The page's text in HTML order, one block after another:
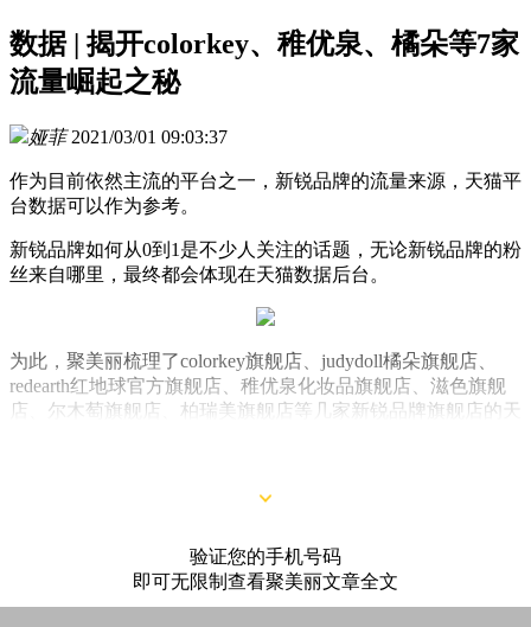
数据 | 揭开colorkey、稚优泉、橘朵等7家
流量崛起之秘
娅菲 2021/03/01 09:03:37
作为目前依然主流的平台之一，新锐品牌的流量来源，天猫平
台数据可以作为参考。
新锐品牌如何从0到1是不少人关注的话题，无论新锐品牌的粉
丝来自哪里，最终都会体现在天猫数据后台。
为此，聚美丽梳理了colorkey旗舰店、judydoll橘朵旗舰店、
redearth红地球官方旗舰店、稚优泉化妆品旗舰店、滋色旗舰
店、尔木萄旗舰店、柏瑞美旗舰店等几家新锐品牌旗舰店的天
验证您的手机号码
即可无限制查看聚美丽文章全文